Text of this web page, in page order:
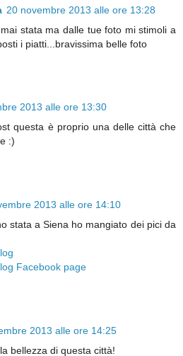
20 novembre 2013 alle ore 13:28
stata ma dalle tue foto mi stimoli a
i piatti...bravissima belle foto
2013 alle ore 13:30
questa è proprio una delle città che
:)
2013 alle ore 14:10
stata a Siena ho mangiato dei pici da
Facebook page
2013 alle ore 14:25
bellezza di questa città!